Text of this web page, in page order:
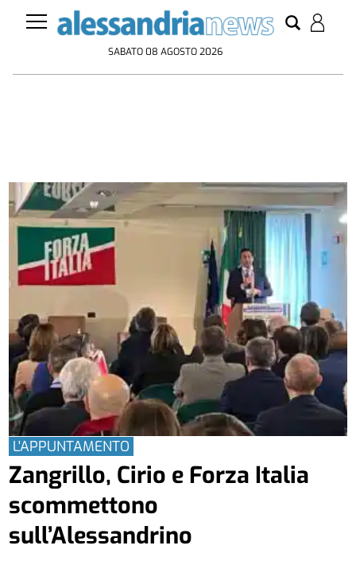
SABATO 08 AGOSTO 2026
L'APPUNTAMENTO
Zangrillo, Cirio e Forza Italia
scommettono
sull’Alessandrino